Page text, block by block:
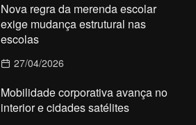
Nova regra da merenda escolar
exige mudança estrutural nas
escolas
27/04/2026
Mobilidade corporativa avança no
interior e cidades satélites